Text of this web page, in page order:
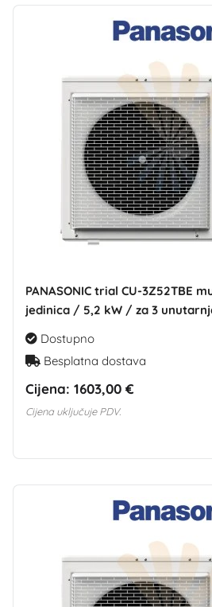
PANASONIC trial CU-3Z52TBE
jedinica / 5,2 kW / za 3
Dostupno
Besplatna dostava
Cijena: 1603,00 €
Cijena uključuje PDV.